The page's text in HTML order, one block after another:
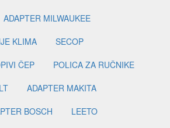
ADAPTER MILWAUKEE
KLIMA
SECOP
ČEP
POLICA ZA RUČNIKE
ADAPTER MAKITA
BOSCH
LEETO